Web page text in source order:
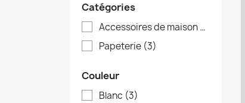
Catégories
Accessoires de maison
(8)
Papeterie (3)
Couleur
Blanc (3)